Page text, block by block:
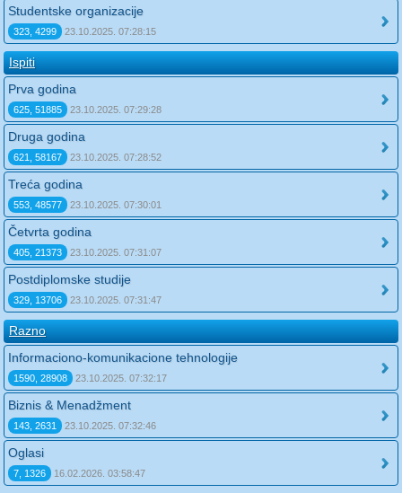
Studentske organizacije
323, 4299 23.10.2025. 07:28:15
Ispiti
Prva godina
625, 51885 23.10.2025. 07:29:28
Druga godina
621, 58167 23.10.2025. 07:28:52
Treća godina
553, 48577 23.10.2025. 07:30:01
Četvrta godina
405, 21373 23.10.2025. 07:31:07
Postdiplomske studije
329, 13706 23.10.2025. 07:31:47
Razno
Informaciono-komunikacione tehnologije
1590, 28908 23.10.2025. 07:32:17
Biznis & Menadžment
143, 2631 23.10.2025. 07:32:46
Oglasi
7, 1326 16.02.2026. 03:58:47